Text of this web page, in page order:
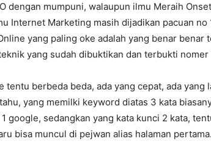
dengan mumpuni, walaupun ilmu Meraih
Internet Marketing masih dijadikan pacuan no
yang paling oke adalah yang benar benar
yang sudah dibuktikan dan terbukti nomer
tentu berbeda beda, ada yang cepat, ada yang
yang memilki keyword diatas 3 kata
google, sedangkan yang kata kunci 2 kata,
bisa muncul di pejwan alias halaman pertama.